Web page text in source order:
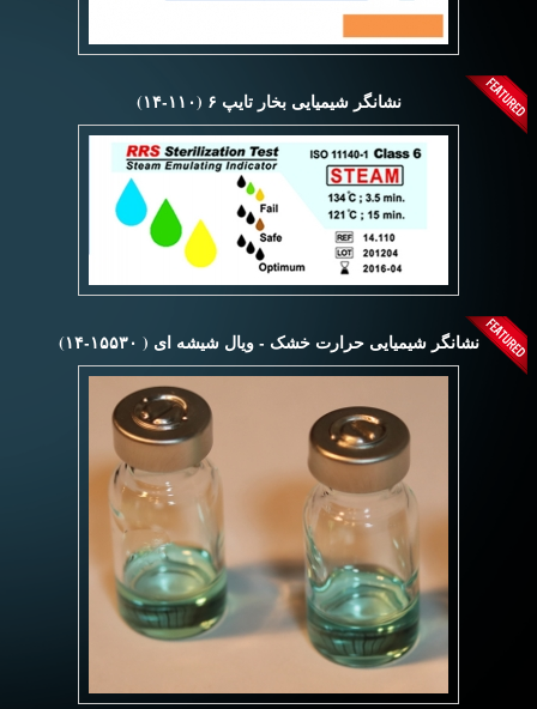
نشانگر شیمیایی بخار تایپ ۶ (۱۱۰-۱۴)
نشانگر شیمیایی حرارت خشک - ویال شیشه ای ( ۱۵۵۳۰-۱۴)